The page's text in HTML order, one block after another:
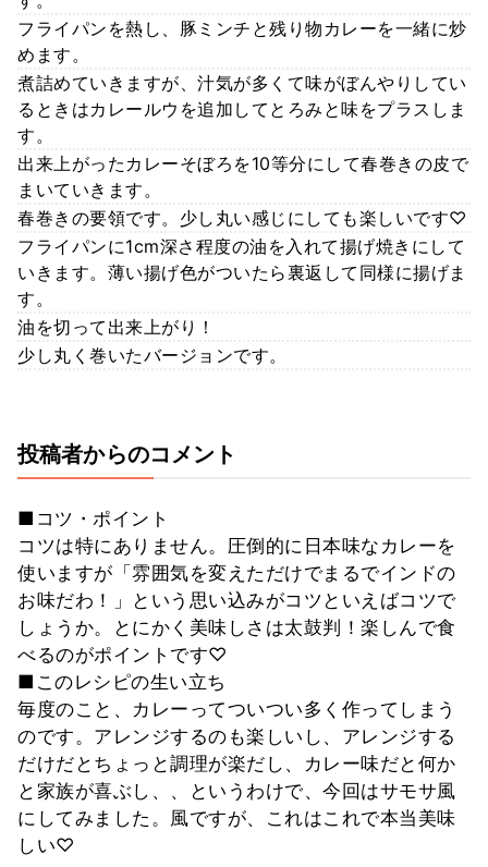
フライパンを熱し、豚ミンチと残り物カレーを一緒に炒
めます。
煮詰めていきますが、汁気が多くて味がぼんやりしてい
るときはカレールウを追加してとろみと味をプラスしま
す。
出来上がったカレーそぼろを10等分にして春巻きの皮で
まいていきます。
春巻きの要領です。少し丸い感じにしても楽しいです♡
フライパンに1cm深さ程度の油を入れて揚げ焼きにして
いきます。薄い揚げ色がついたら裏返して同様に揚げま
す。
油を切って出来上がり！
少し丸く巻いたバージョンです。
投稿者からのコメント
■コツ・ポイント
コツは特にありません。圧倒的に日本味なカレーを
使いますが「雰囲気を変えただけでまるでインドの
お味だわ！」という思い込みがコツといえばコツで
しょうか。とにかく美味しさは太鼓判！楽しんで食
べるのがポイントです♡
■このレシピの生い立ち
毎度のこと、カレーってついつい多く作ってしまう
のです。アレンジするのも楽しいし、アレンジする
だけだとちょっと調理が楽だし、カレー味だと何か
と家族が喜ぶし、、というわけで、今回はサモサ風
にしてみました。風ですが、これはこれで本当美味
しい♡